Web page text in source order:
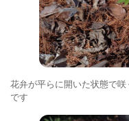
花弁が平らに開いた状態で
です